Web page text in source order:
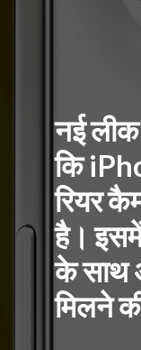
नई लीक
कि
रियर
है।
के साथ
मिलने